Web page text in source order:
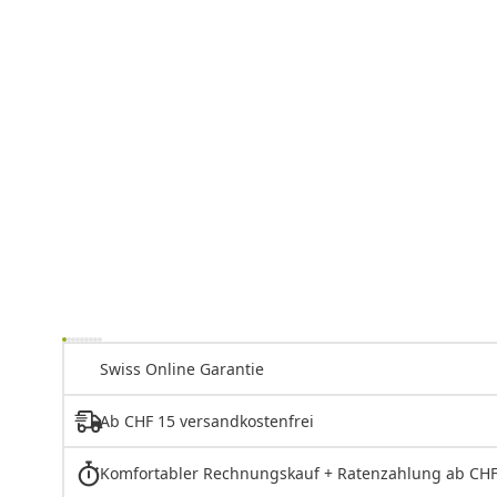
Swiss Online Garantie
Ab CHF 15 versandkostenfrei
Komfortabler Rechnungskauf + Ratenzahlung ab